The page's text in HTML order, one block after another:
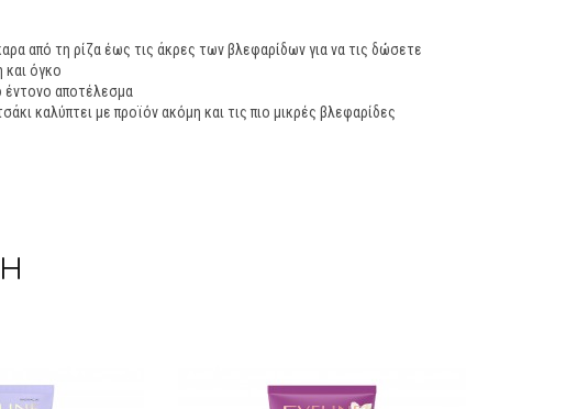
από τη ρίζα έως τις άκρες των βλεφαρίδων για να τις δώσετε
όγκο
έντονο αποτέλεσμα
καλύπτει με προϊόν ακόμη και τις πιο μικρές βλεφαρίδες